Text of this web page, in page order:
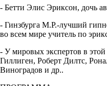
- Бетти Элис Эриксон, дочь
- Гинзбурга М.Р.-лучший
во всем мире учитель по
- У мировых экспертов в
Гиллиген, Роберт Дилтс,
Виноградов и др..